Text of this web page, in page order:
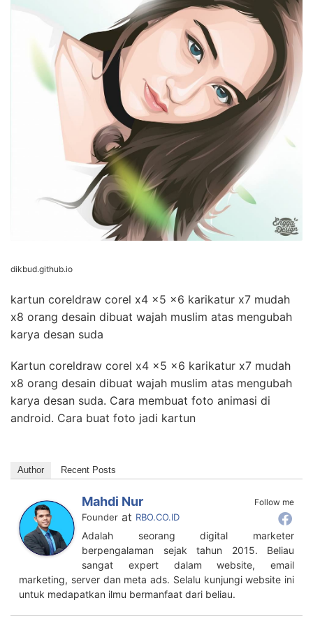
dikbud.github.io
kartun coreldraw corel x4 x5 x6 karikatur x7 mudah
x8 orang desain dibuat wajah muslim atas mengubah
karya desan suda
Kartun coreldraw corel x4 x5 x6 karikatur x7 mudah
x8 orang desain dibuat wajah muslim atas mengubah
karya desan suda. Cara membuat foto animasi di
android. Cara buat foto jadi kartun
Author Recent Posts
Follow me
Mahdi Nur
Founder at RBO.CO.ID
Adalah seorang digital marketer
berpengalaman sejak tahun 2015. Beliau
sangat expert dalam website, email
marketing, server dan meta ads. Selalu kunjungi website ini
untuk medapatkan ilmu bermanfaat dari beliau.